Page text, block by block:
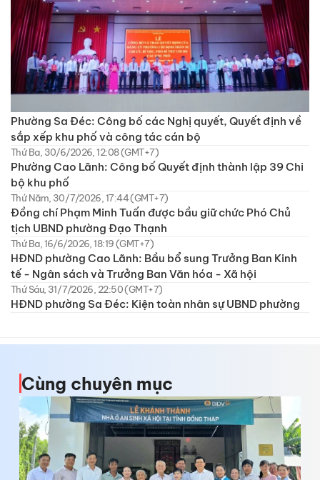
Phường Sa Đéc: Công bố các Nghị quyết, Quyết định về
sắp xếp khu phố và công tác cán bộ
Thứ Ba, 30/6/2026, 12:08 (GMT+7)
Phường Cao Lãnh: Công bố Quyết định thành lập 39 Chi
bộ khu phố
Thứ Năm, 30/7/2026, 17:44 (GMT+7)
Đồng chí Phạm Minh Tuấn được bầu giữ chức Phó Chủ
tịch UBND phường Đạo Thạnh
Thứ Ba, 16/6/2026, 18:19 (GMT+7)
HĐND phường Cao Lãnh: Bầu bổ sung Trưởng Ban Kinh
tế - Ngân sách và Trưởng Ban Văn hóa - Xã hội
Thứ Sáu, 31/7/2026, 22:50 (GMT+7)
HĐND phường Sa Đéc: Kiện toàn nhân sự UBND phường
Cùng chuyên mục